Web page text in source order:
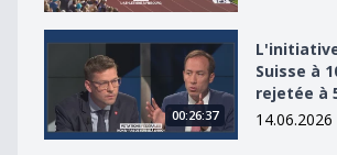
L&#039;initiative &quot;Pas de
00:26:37
Suisse à
rejetée à
14.06.2026